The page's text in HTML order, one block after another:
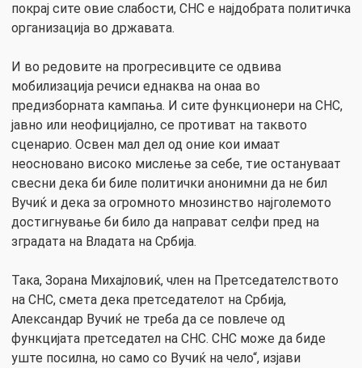
покрај сите овие слабости, СНС е најдобрата политичка
организација во државата.
И во редовите на прогресивците се одвива
мобилизација речиси еднаква на онаа во
предизборната кампања. И сите функционери на СНС,
јавно или неофицијално, се противат на таквото
сценарио. Освен мал дел од оние кои имаат
неосновано високо мислење за себе, тие остануваат
свесни дека би биле политички анонимни да не бил
Вучиќ и дека за огромното мнозинство најголемото
достигнување би било да направат селфи пред на
зградата на Владата на Србија.
Така, Зорана Михајловиќ, член на Претседателството
на СНС, смета дека претседателот на Србија,
Александар Вучиќ не треба да се повлече од
функцијата претседател на СНС. СНС може да биде
уште посилна, но само со Вучиќ на чело“, изјави